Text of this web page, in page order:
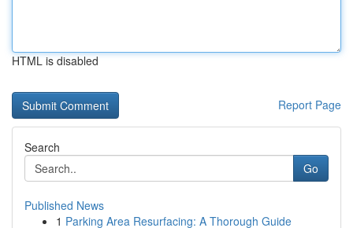
HTML is disabled
Report Page
Search
Go
Published News
1 Parking Area Resurfacing: A Thorough Guide